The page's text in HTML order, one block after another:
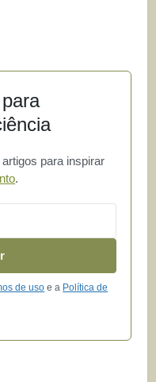
para inspirar
.
de uso e a Política de